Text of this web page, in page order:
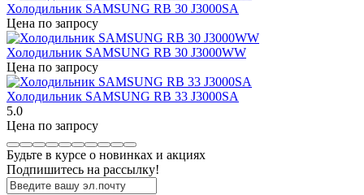
Холодильник SAMSUNG RB 30 J3000SA
Цена по запросу
Холодильник SAMSUNG RB 30 J3000WW
Цена по запросу
Холодильник SAMSUNG RB 33 J3000SA
5.0
Цена по запросу
Будьте в курсе о новинках и акциях
Подпишитесь на рассылкy!